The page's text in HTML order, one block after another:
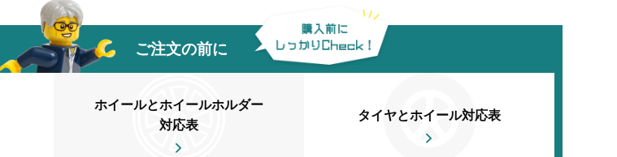
ご注文の前に
ホイールとホイールホルダー
対応表
タイヤとホイール対応表